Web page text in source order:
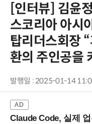
[인터뷰] 김윤
스코리아 아시
탑리더스회장
환의 주인공을
발행일 : 2025-01-14
Claude Code, 실제 업무 자